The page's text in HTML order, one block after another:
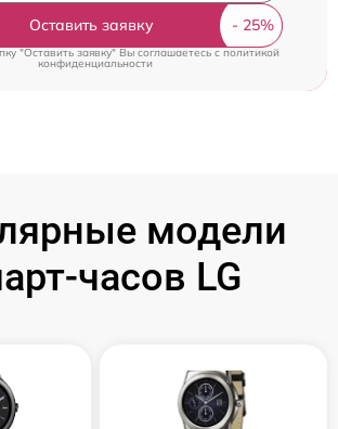
Оставить заявку
"Оставить заявку" Вы соглашаетесь cполитикой
конфиденциальности
модели
часов LG